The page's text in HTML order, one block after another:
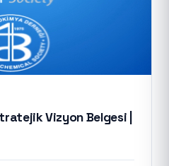
Vizyon Belgesi |